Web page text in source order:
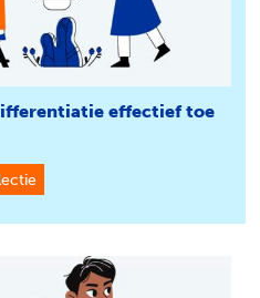
effectief toe